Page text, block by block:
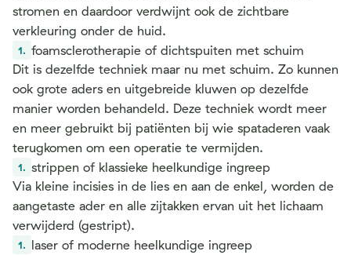
stromen en daardoor verdwijnt ook de zichtbare
verkleuring onder de huid.
foamsclerotherapie of dichtspuiten met schuim
Dit is dezelfde techniek maar nu met schuim. Zo kunnen
ook grote aders en uitgebreide kluwen op dezelfde
manier worden behandeld. Deze techniek wordt meer
en meer gebruikt bij patiënten bij wie spataderen vaak
terugkomen om een operatie te vermijden.
strippen of klassieke heelkundige ingreep
Via kleine incisies in de lies en aan de enkel, worden de
aangetaste ader en alle zijtakken ervan uit het lichaam
verwijderd (gestript).
laser of moderne heelkundige ingreep